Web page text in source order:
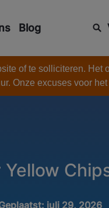
Blog
of te solliciteren.
Onze excuses voor
juli 29, 2026